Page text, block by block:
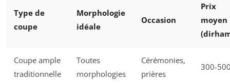
Type de
coupe
Morphologie
idéale
Occasion
Prix
moyen
Coupe ample
traditionnelle
Toutes
morphologies
Cérémonies,
prières
300-